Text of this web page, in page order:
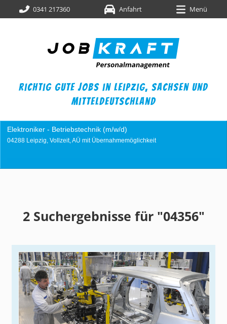
0341 217360 Anfahrt Menü
richtig gute jobs in leipzig, sachsen und
mitteldeutschland
(m/w/d)
mit Übernahmemöglichkeit
2 Suchergebnisse für "04356"